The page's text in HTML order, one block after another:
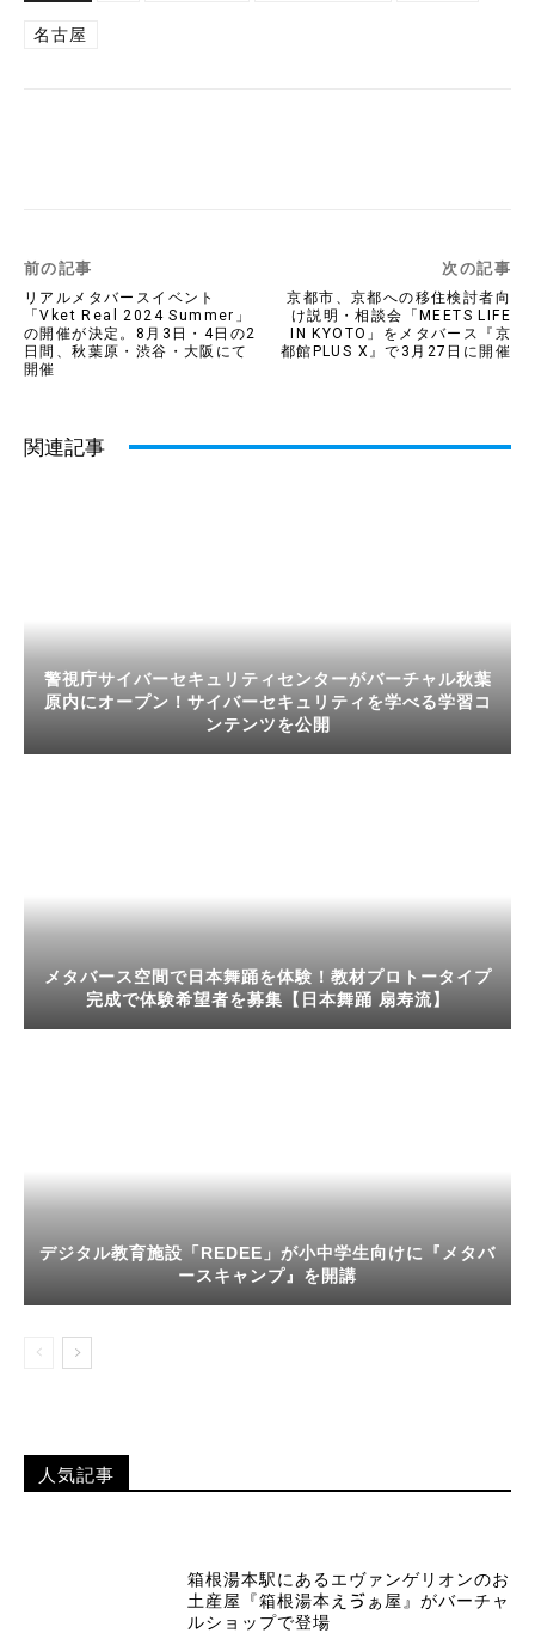
名古屋
前の記事
リアルメタバースイベント
「Vket Real 2024 Summer」
の開催が決定。8月3日・4日の2
日間、秋葉原・渋谷・大阪にて
開催
次の記事
京都市、京都への移住検討者向
け説明・相談会「MEETS LIFE
IN KYOTO」をメタバース『京
都館PLUS X』で3月27日に開催
関連記事
警視庁サイバーセキュリティセンターがバーチャル秋葉
原内にオープン！サイバーセキュリティを学べる学習コ
ンテンツを公開
メタバース空間で日本舞踊を体験！教材プロトータイプ
完成で体験希望者を募集【日本舞踊 扇寿流】
デジタル教育施設「REDEE」が小中学生向けに『メタバ
ースキャンプ』を開講
人気記事
箱根湯本駅にあるエヴァンゲリオンのお
土産屋『箱根湯本えゔぁ屋』がバーチャ
ルショップで登場